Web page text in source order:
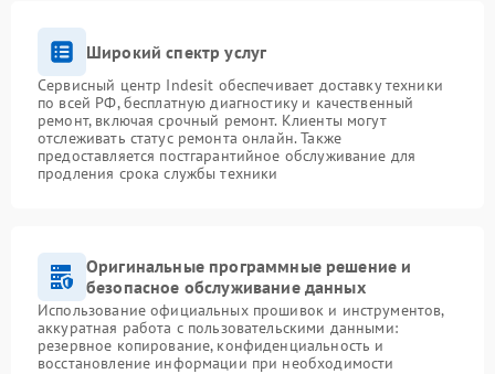
Широкий спектр услуг
Сервисный центр Indesit обеспечивает доставку техники
по всей РФ, бесплатную диагностику и качественный
ремонт, включая срочный ремонт. Клиенты могут
отслеживать статус ремонта онлайн. Также
предоставляется постгарантийное обслуживание для
продления срока службы техники
Оригинальные программные решение и
безопасное обслуживание данных
Использование официальных прошивок и инструментов,
аккуратная работа с пользовательскими данными:
резервное копирование, конфиденциальность и
восстановление информации при необходимости